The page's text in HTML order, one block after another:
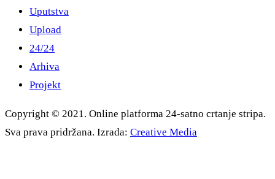
Uputstva
Upload
24/24
Arhiva
Projekt
Copyright © 2021. Online platforma 24-satno crtanje stripa.
Sva prava pridržana. Izrada: Creative Media